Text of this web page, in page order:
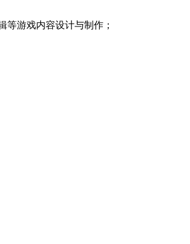
游戏内容设计与制作；